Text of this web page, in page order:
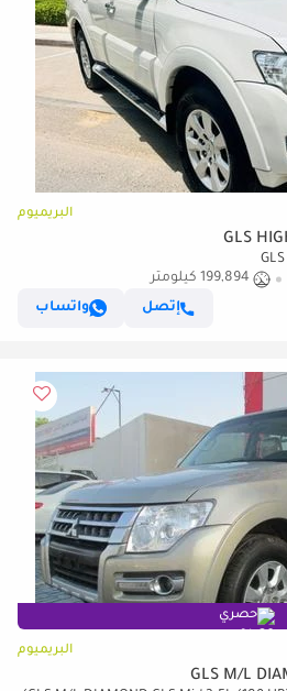
البريميوم
199,894 كيلومتر
إتصل
واتساب
حصري
البريميوم